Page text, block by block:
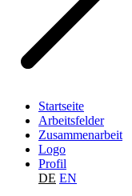
Startseite
Arbeitsfelder
Zusammenarbeit
Logo
Profil
DE EN